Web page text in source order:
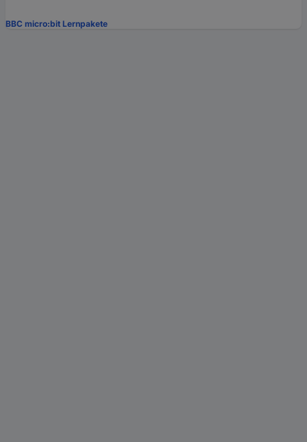
BBC micro:bit Lernpakete